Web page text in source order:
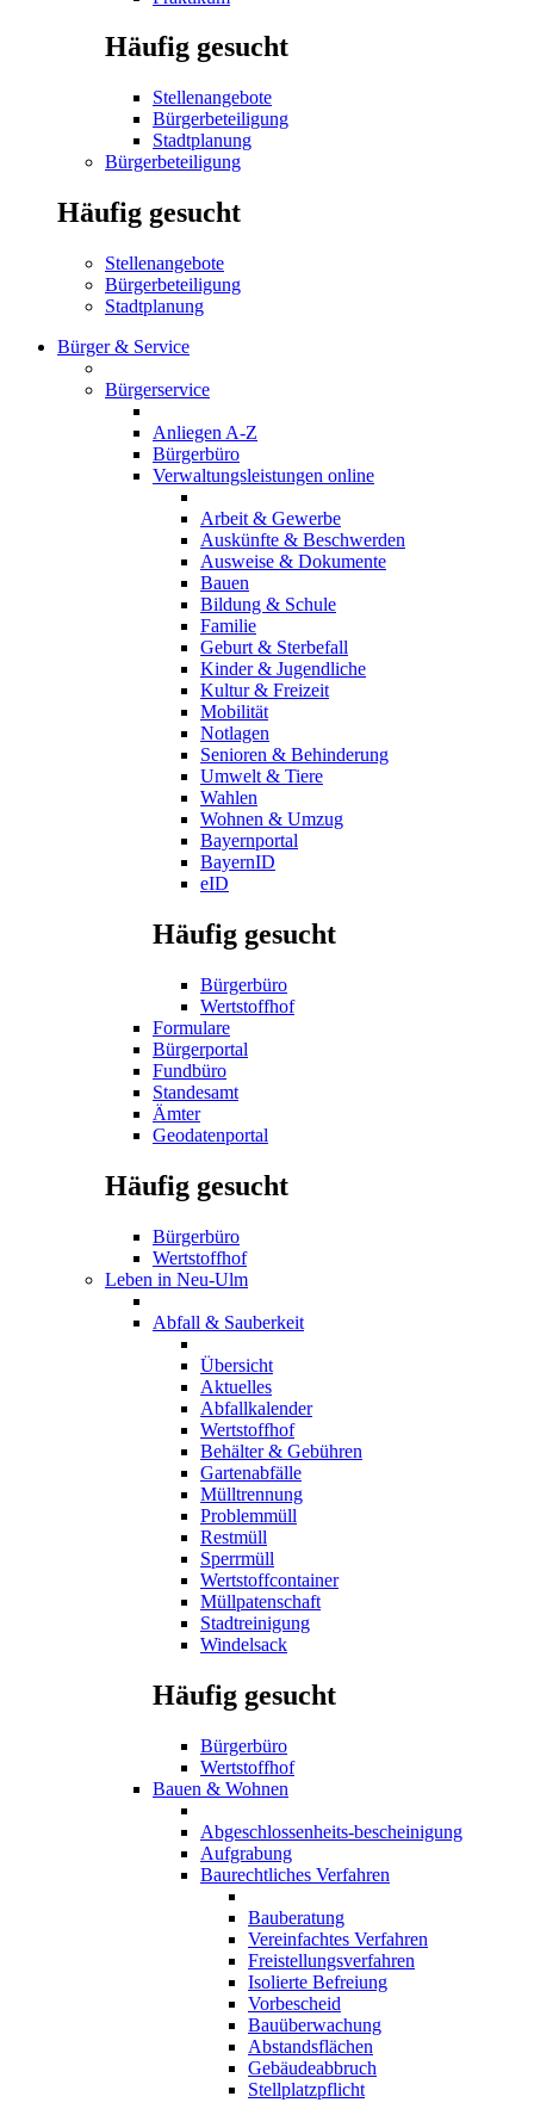
Häufig gesucht
Stellenangebote
Bürgerbeteiligung
Stadtplanung
Bürgerbeteiligung
Häufig gesucht
Stellenangebote
Bürgerbeteiligung
Stadtplanung
Bürger & Service
Bürgerservice
Anliegen A-Z
Bürgerbüro
Verwaltungsleistungen online
Arbeit & Gewerbe
Auskünfte & Beschwerden
Ausweise & Dokumente
Bauen
Bildung & Schule
Familie
Geburt & Sterbefall
Kinder & Jugendliche
Kultur & Freizeit
Mobilität
Notlagen
Senioren & Behinderung
Umwelt & Tiere
Wahlen
Wohnen & Umzug
Bayernportal
BayernID
eID
Häufig gesucht
Bürgerbüro
Wertstoffhof
Formulare
Bürgerportal
Fundbüro
Standesamt
Ämter
Geodatenportal
Häufig gesucht
Bürgerbüro
Wertstoffhof
Leben in Neu-Ulm
Abfall & Sauberkeit
Übersicht
Aktuelles
Abfallkalender
Wertstoffhof
Behälter & Gebühren
Gartenabfälle
Mülltrennung
Problemmüll
Restmüll
Sperrmüll
Wertstoffcontainer
Müllpatenschaft
Stadtreinigung
Windelsack
Häufig gesucht
Bürgerbüro
Wertstoffhof
Bauen & Wohnen
Abgeschlossenheits-bescheinigung
Aufgrabung
Baurechtliches Verfahren
Bauberatung
Vereinfachtes Verfahren
Freistellungsverfahren
Isolierte Befreiung
Vorbescheid
Bauüberwachung
Abstandsflächen
Gebäudeabbruch
Stellplatzpflicht